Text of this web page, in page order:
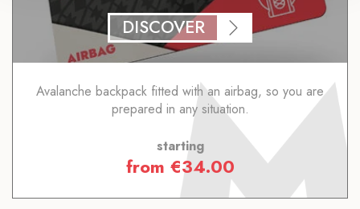
DISCOVER
Avalanche backpack fitted with an airbag, so you are
prepared in any situation.
starting
from €34.00